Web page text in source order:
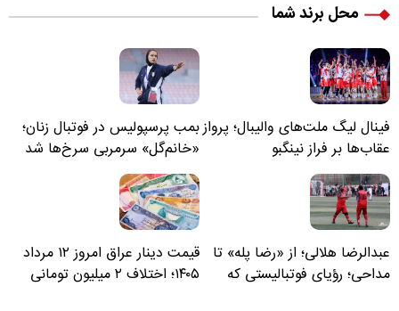
محل برند شما
فینال لیگ ملت‌های والیبال؛ پرواز
عقاب‌ها بر فراز نینگبو
بمب پرسپولیس در فوتبال زنان؛
«خانم‌گل» سرمربی سرخ‌ها شد
عبدالرضا هلالی؛ از «رضا پله» تا
مداحی؛ رؤیای فوتبالیستی که
قیمت دینار عراق امروز ۱۲ مرداد
۱۴۰۵؛ اختلاف ۲ میلیون تومانی